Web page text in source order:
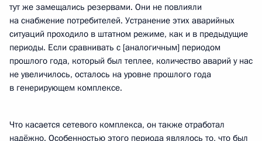
тут же замещались резервами. Они не повлияли
на снабжение потребителей. Устранение этих аварийных
ситуаций проходило в штатном режиме, как и в предыдущие
периоды. Если сравнивать с [аналогичным] периодом
прошлого года, который был теплее, количество аварий у нас
не увеличилось, осталось на уровне прошлого года
в генерирующем комплексе.
Что касается сетевого комплекса, он также отработал
надёжно. Особенностью этого периода являлось то, что был